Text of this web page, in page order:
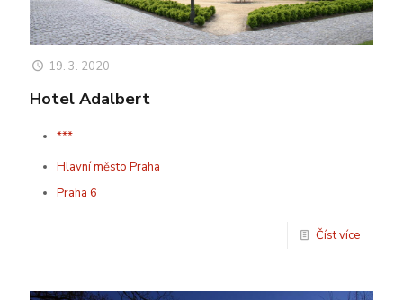
19. 3. 2020
Hotel Adalbert
***
Hlavní město Praha
Praha 6
Číst více